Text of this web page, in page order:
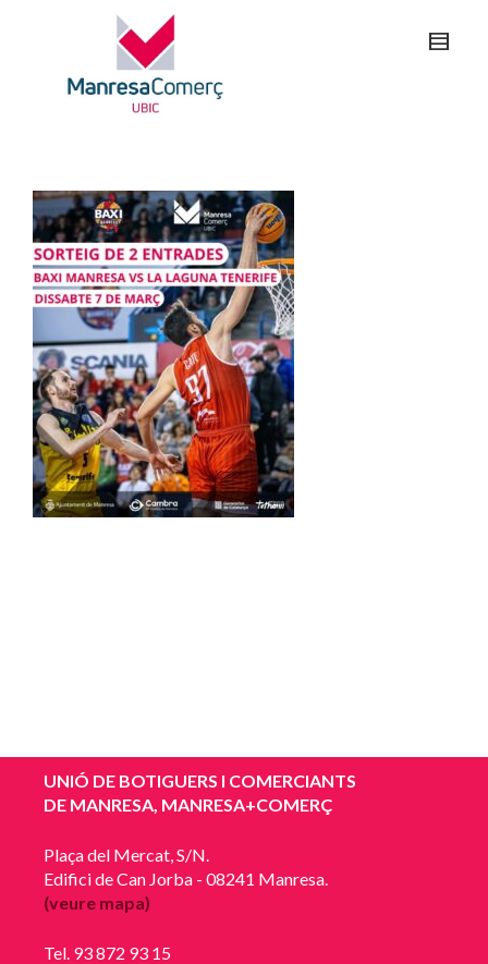
UNIÓ DE BOTIGUERS I COMERCIANTS
DE MANRESA, MANRESA+COMERÇ
Plaça del Mercat, S/N.
Edifici de Can Jorba - 08241 Manresa.
(veure mapa)
Tel. 93 872 93 15